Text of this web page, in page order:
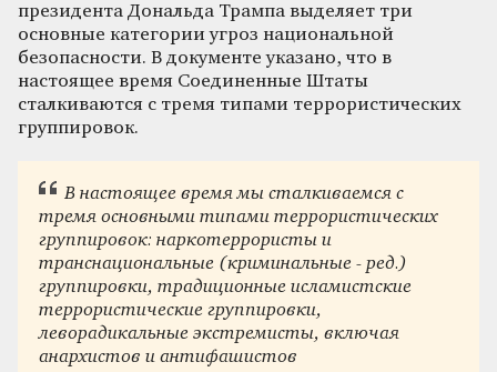
президента Дональда Трампа выделяет три
основные категории угроз национальной
безопасности. В документе указано, что в
настоящее время Соединенные Штаты
сталкиваются с тремя типами террористических
группировок.
В настоящее время мы сталкиваемся с
тремя основными типами террористических
группировок: наркотеррористы и
транснациональные (криминальные - ред.)
группировки, традиционные исламистские
террористические группировки,
леворадикальные экстремисты, включая
анархистов и антифашистов